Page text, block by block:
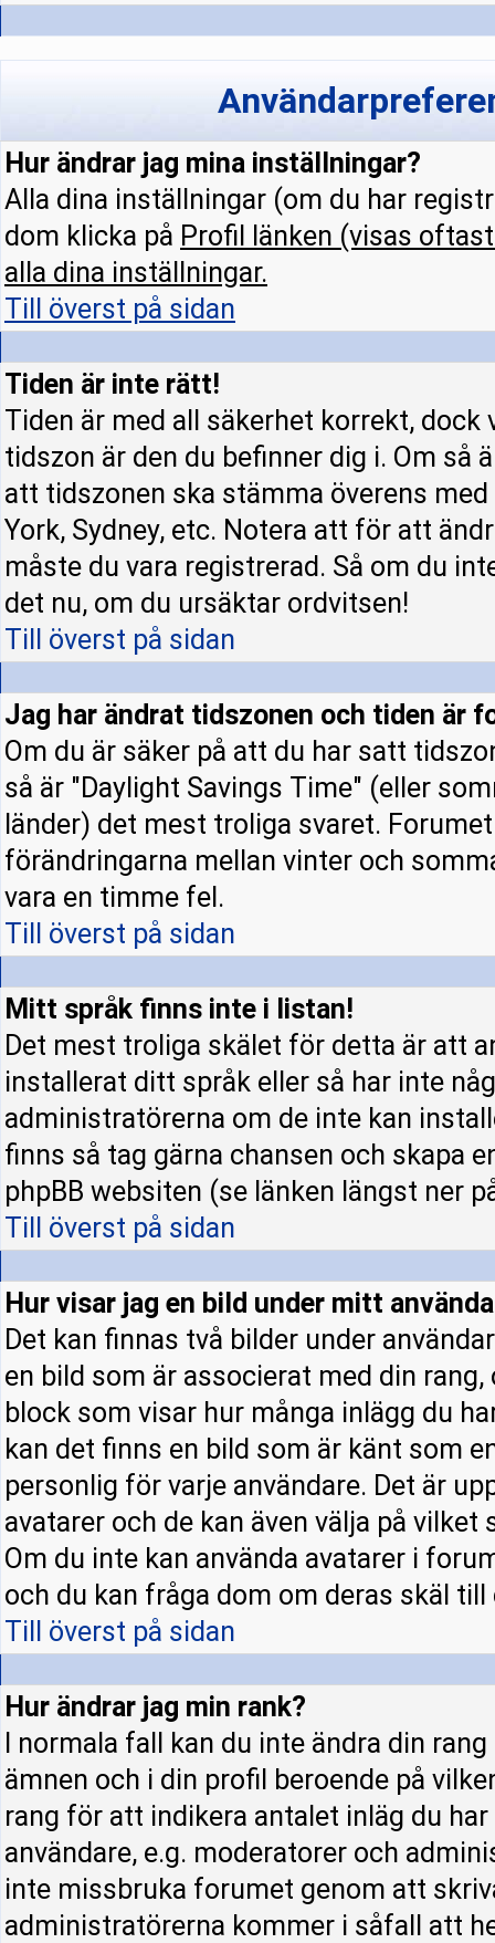
Hur ändrar jag mina inställningar?
Alla dina inställningar (om du har
dom klicka på Profil
länken (visas
alla dina inställningar.
Till överst på sidan
Tiden är inte rätt!
Tiden är med all säkerhet korrekt, dock
tidszon är den du befinner dig i. Om så
att tidszonen ska stämma överens
York, Sydney, etc. Notera att för att
måste du vara registrerad. Så om du
det nu, om du ursäktar ordvitsen!
Till överst på sidan
Jag har ändrat tidszonen och tiden är
Om du är säker på att du har satt
så är "Daylight Savings Time" (eller
länder) det mest troliga svaret.
förändringarna mellan vinter och
vara en timme fel.
Till överst på sidan
Mitt språk finns inte i listan!
Det mest troliga skälet för detta är att
installerat ditt språk eller så har inte
administratörerna om de inte kan
finns så tag gärna chansen och skapa
phpBB websiten (se länken längst ner
Till överst på sidan
Hur visar jag en bild under mitt
Det kan finnas två bilder under
en bild som är associerat med din
block som visar hur många inlägg du
kan det finns en bild som är känt som
personlig för varje användare. Det är
avatarer och de kan även välja på
Om du inte kan använda avatarer i
och du kan fråga dom om deras skäl
Till överst på sidan
Hur ändrar jag min rank?
I normala fall kan du inte ändra din
ämnen och i din profil beroende på
rang för att indikera antalet inläg du
användare, e.g. moderatorer och
inte missbruka forumet genom att
administratörerna kommer i såfall att